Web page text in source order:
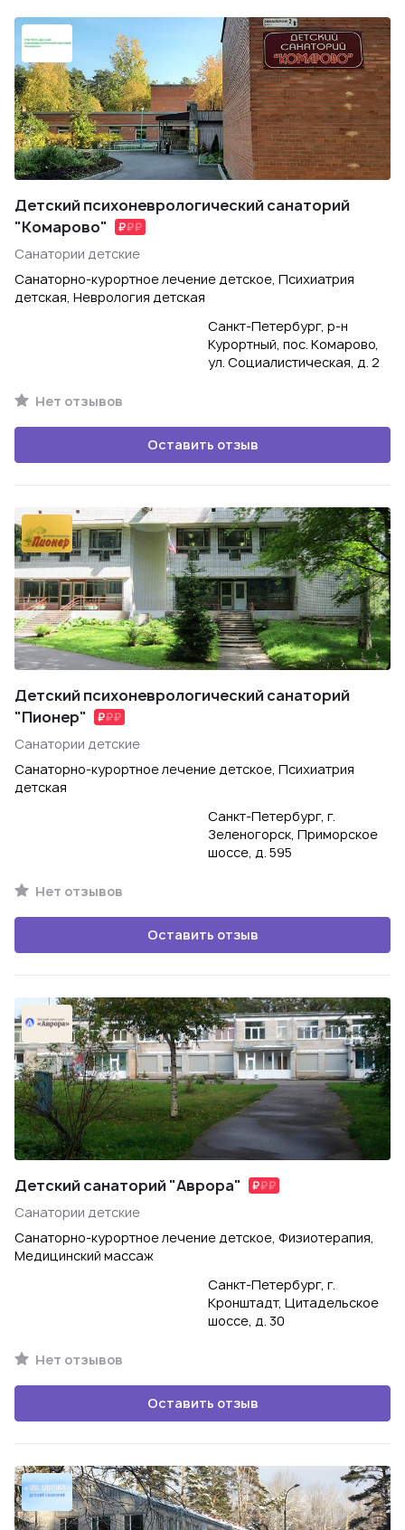
Детский психоневрологический санаторий
"Комарово"
Санатории детские
Санаторно-курортное лечение детское, Психиатрия
детская, Неврология детская
Санкт-Петербург, р-н
Курортный, пос. Комарово,
ул. Социалистическая, д. 2
Нет отзывов
Оставить отзыв
Детский психоневрологический санаторий
"Пионер"
Санатории детские
Санаторно-курортное лечение детское, Психиатрия
детская
Санкт-Петербург, г.
Зеленогорск, Приморское
шоссе, д. 595
Нет отзывов
Оставить отзыв
Детский санаторий "Аврора"
Санатории детские
Санаторно-курортное лечение детское, Физиотерапия,
Медицинский массаж
Санкт-Петербург, г.
Кронштадт, Цитадельское
шоссе, д. 30
Нет отзывов
Оставить отзыв